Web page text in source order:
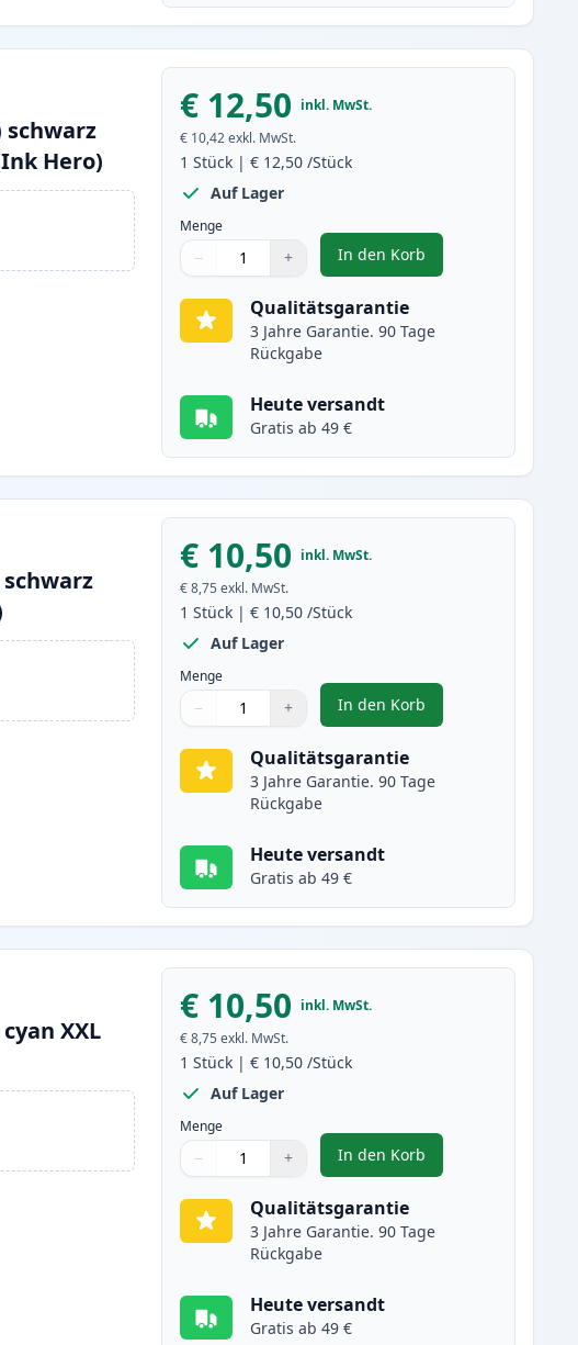
schwarz
Hero)
€ 12,50 inkl. MwSt.
€ 10,42 exkl. MwSt.
1 Stück |€ 12,50 /Stück
Auf Lager
Menge
Menge
Verwenden Sie die Tasten, um anzupassen
− +
Menge 1
In den Korb
, Canon PGI-580XXL
Qualitätsgarantie
3 Jahre Garantie. 90 Tage
Rückgabe
Heute versandt
Gratis ab 49 €
schwarz
€ 10,50 inkl. MwSt.
€ 8,75 exkl. MwSt.
1 Stück |€ 10,50 /Stück
Auf Lager
Menge
Menge
Verwenden Sie die Tasten, um anzupassen
− +
Menge 1
In den Korb
, Canon CLI-581XXL
Qualitätsgarantie
3 Jahre Garantie. 90 Tage
Rückgabe
Heute versandt
Gratis ab 49 €
XXL
€ 10,50 inkl. MwSt.
€ 8,75 exkl. MwSt.
1 Stück |€ 10,50 /Stück
Auf Lager
Menge
Menge
Verwenden Sie die Tasten, um anzupassen
− +
Menge 1
In den Korb
, Canon CLI-581XXL
Qualitätsgarantie
3 Jahre Garantie. 90 Tage
Rückgabe
Heute versandt
Gratis ab 49 €